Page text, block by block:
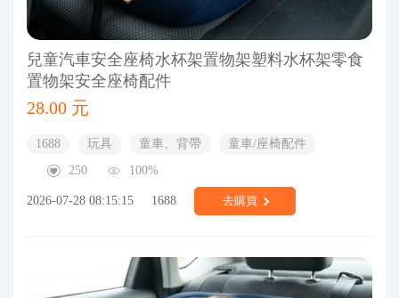
兒童汽車安全座椅水杯架置物架塑料水杯架零食
置物架安全座椅配件
28.00 元
1688 玩具 童車、背帶
童車/座椅配件
250
100%
2026-07-28 08:15:15 1688 去購買